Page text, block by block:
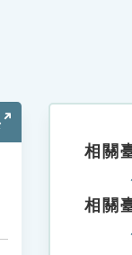
相關
相關